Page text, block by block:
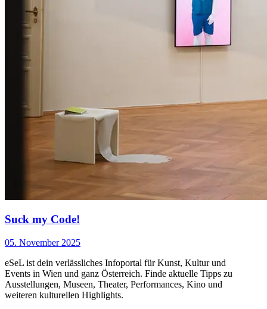
Suck my Code!
05. November 2025
eSeL ist dein verlässliches Infoportal für Kunst, Kultur und
Events in Wien und ganz Österreich. Finde aktuelle Tipps zu
Ausstellungen, Museen, Theater, Performances, Kino und
weiteren kulturellen Highlights.